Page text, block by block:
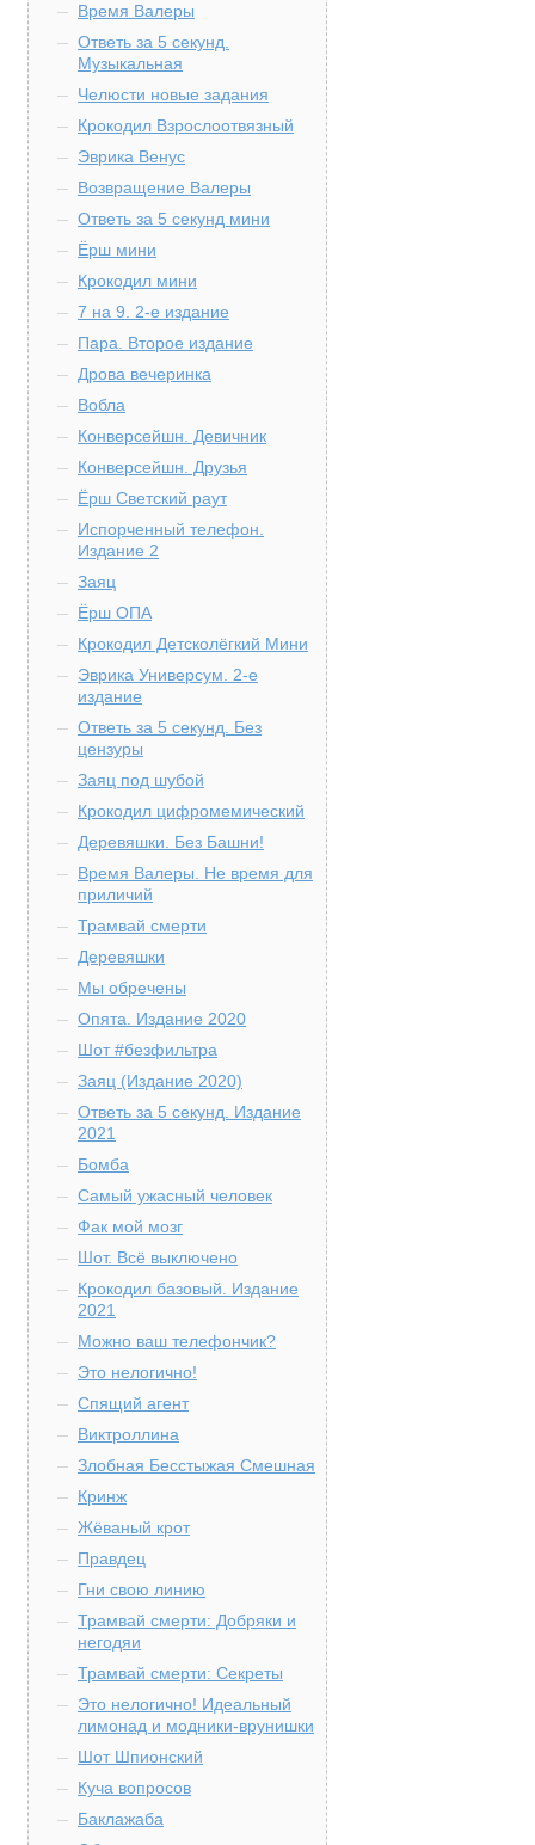
Время Валеры
Ответь за 5 секунд.
Музыкальная
Челюсти новые задания
Крокодил Взрослоотвязный
Эврика Венус
Возвращение Валеры
Ответь за 5 секунд мини
Ёрш мини
Крокодил мини
7 на 9. 2-е издание
Пара. Второе издание
Дрова вечеринка
Вобла
Конверсейшн. Девичник
Конверсейшн. Друзья
Ёрш Светский раут
Испорченный телефон.
Издание 2
Заяц
Ёрш ОПА
Крокодил Детсколёгкий Мини
Эврика Универсум. 2-е
издание
Ответь за 5 секунд. Без
цензуры
Заяц под шубой
Крокодил цифромемический
Деревяшки. Без Башни!
Время Валеры. Не время для
приличий
Трамвай смерти
Деревяшки
Мы обречены
Опята. Издание 2020
Шот #безфильтра
Заяц (Издание 2020)
Ответь за 5 секунд. Издание
2021
Бомба
Самый ужасный человек
Фак мой мозг
Шот. Всё выключено
Крокодил базовый. Издание
2021
Можно ваш телефончик?
Это нелогично!
Спящий агент
Виктроллина
Злобная Бесстыжая Смешная
Кринж
Жёваный крот
Правдец
Гни свою линию
Трамвай смерти: Добряки и
негодяи
Трамвай смерти: Секреты
Это нелогично! Идеальный
лимонад и модники-врунишки
Шот Шпионский
Куча вопросов
Баклажаба